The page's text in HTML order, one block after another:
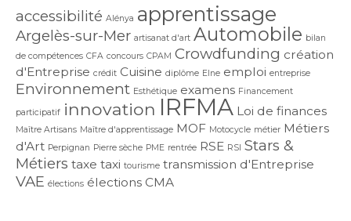
accessibilité Alénya apprentissage
Argelès-sur-Mer artisanat d'art Automobile bilan
de compétences CFA concours CPAM Crowdfunding création
d'Entreprise crédit Cuisine diplôme Elne emploi entreprise
Environnement Esthétique examens Financement
participatif innovation IRFMA Loi de finances
Maître Artisans Maître d'apprentissage MOF Motocycle métier Métiers
d'Art Perpignan Pierre sèche PME rentrée RSE RSI Stars &
Métiers taxe taxi tourisme transmission d'Entreprise
VAE élections élections CMA